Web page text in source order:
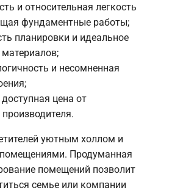
и относительная легкость
фундаментные работы;
планировки и идеальное
и несомненная
цена от
уютным холлом и
Продуманная
помещений позволит
семье или компании